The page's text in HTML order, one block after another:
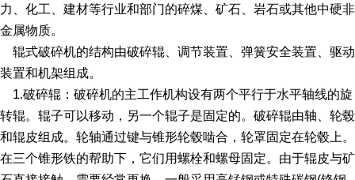
力、化工、建材等行业和部门的碎煤、矿石、岩石或其他中硬非
金属物质。
辊式破碎机的结构由破碎辊、调节装置、弹簧安全装置、驱动
装置和机架组成。
1.破碎辊：破碎机的主工作机构设有两个平行于水平轴线的旋
转辊。辊子可以移动，另一个辊子是固定的。破碎辊由轴、轮毂
和辊皮组成。轮轴通过键与锥形轮毂啮合，轮罩固定在轮毂上。
在三个锥形铁的帮助下，它们用螺栓和螺母固定。由于辊皮与矿